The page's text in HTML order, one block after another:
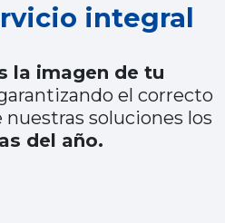
integral
la imagen de tu
el correcto
soluciones los
del año.